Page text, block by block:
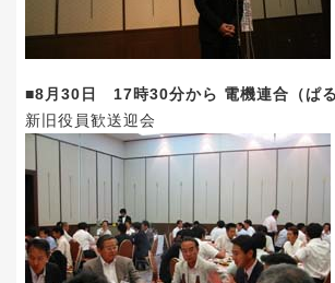
■8月30日 17時30分から 電機連合（ぱる
新旧役員歓送迎会